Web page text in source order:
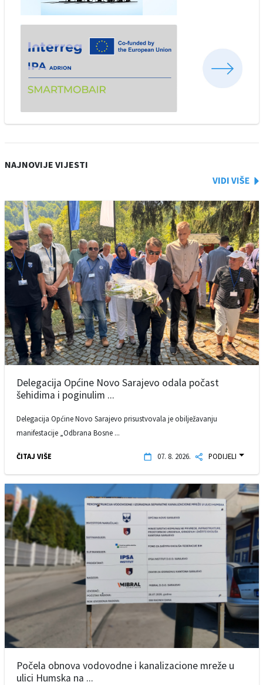
NAJNOVIJE VIJESTI
Delegacija Općine Novo Sarajevo odala počast
šehidima i poginulim ...
Delegacija Općine Novo Sarajevo prisustvovala je obilježavanju
manifestacije „Odbrana Bosne ...
ČITAJ VIŠE 07. 8. 2026. PODIJELI
Počela obnova vodovodne i kanalizacione mreže u
ulici Humska na ...